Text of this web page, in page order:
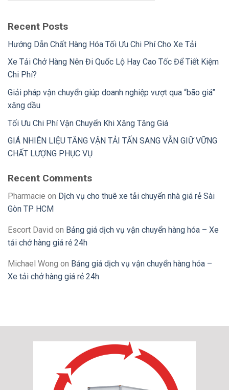
Recent Posts
Hướng Dẫn Chất Hàng Hóa Tối Ưu Chi Phí Cho Xe Tải
Xe Tải Chở Hàng Nên Đi Quốc Lộ Hay Cao Tốc Để Tiết Kiệm
Chi Phí?
Giải pháp vận chuyển giúp doanh nghiệp vượt qua “bão giá”
xăng dầu
Tối Ưu Chi Phí Vận Chuyển Khi Xăng Tăng Giá
GIÁ NHIÊN LIỆU TĂNG VẬN TẢI TẤN SANG VẪN GIỮ VỮNG
CHẤT LƯỢNG PHỤC VỤ
Recent Comments
Pharmacie on Dịch vụ cho thuê xe tải chuyển nhà giá rẻ Sài
Gòn TP HCM
Escort David on Bảng giá dịch vụ vận chuyển hàng hóa – Xe
tải chở hàng giá rẻ 24h
Michael Wong on Bảng giá dịch vụ vận chuyển hàng hóa –
Xe tải chở hàng giá rẻ 24h